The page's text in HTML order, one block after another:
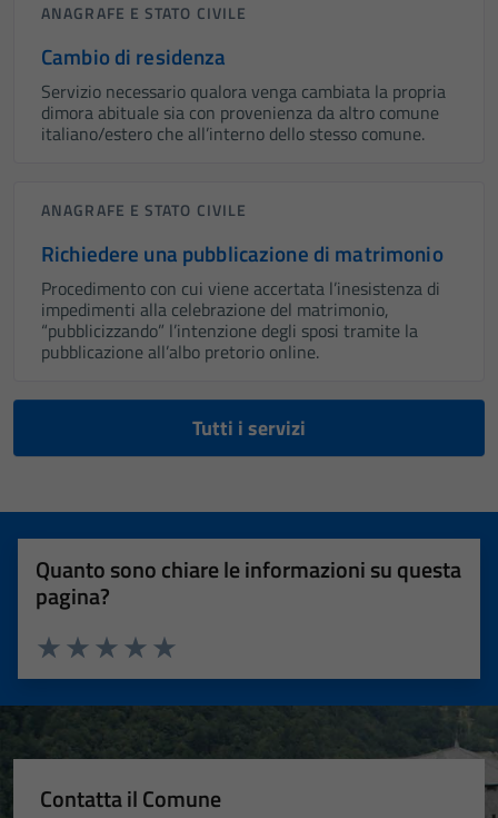
ANAGRAFE E STATO CIVILE
Cambio di residenza
Servizio necessario qualora venga cambiata la propria
dimora abituale sia con provenienza da altro comune
italiano/estero che all’interno dello stesso comune.
ANAGRAFE E STATO CIVILE
Richiedere una pubblicazione di matrimonio
Procedimento con cui viene accertata l’inesistenza di
impedimenti alla celebrazione del matrimonio,
“pubblicizzando” l’intenzione degli sposi tramite la
pubblicazione all’albo pretorio online.
Tutti i servizi
Quanto sono chiare le informazioni su questa
pagina?
Valuta 5 stelle su 5
Valuta 4 stelle su 5
Valuta 3 stelle su 5
Valuta 2 stelle su 5
Valuta 1 stelle su 5
Contatta il Comune